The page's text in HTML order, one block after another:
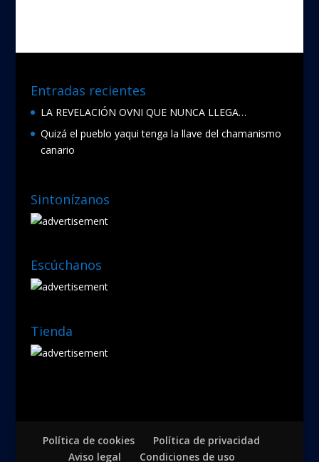
o
Entradas recientes
LA REVELACIÓN OVNI QUE NUNCA LLEGA…
Quizá el pueblo yaqui tenga la llave del chamanismo
canario
Sintonízanos
Escúchanos
Tienda
Política de cookies
Política de privacidad
Aviso legal
Condiciones de uso